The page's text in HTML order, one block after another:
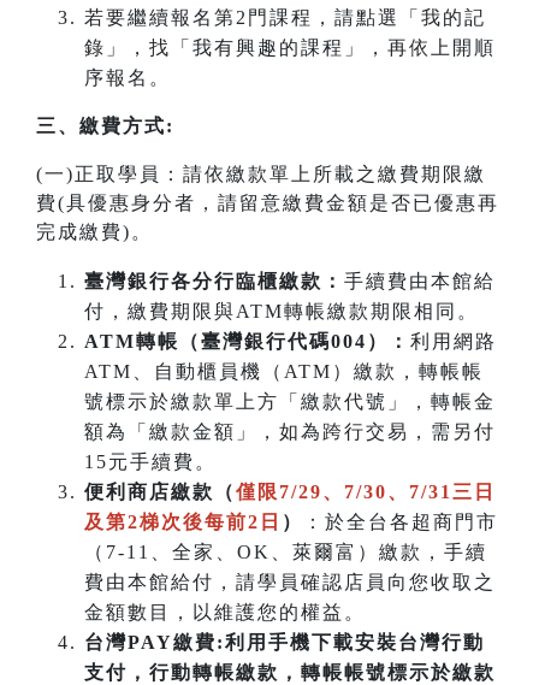
若要繼續報名第2門課程，請點選「我的記
錄」，找「我有興趣的課程」，再依上開順
序報名。
三、繳費方式:
(一)正取學員：請依繳款單上所載之繳費期限繳
費(具優惠身分者，請留意繳費金額是否已優惠再
完成繳費)。
臺灣銀行各分行臨櫃繳款： 手續費由本館給
付，繳費期限與ATM轉帳繳款期限相同。
ATM轉帳（臺灣銀行代碼004）： 利用網路
ATM、自動櫃員機（ATM）繳款，轉帳帳
號標示於繳款單上方「繳款代號」，轉帳金
額為「繳款金額」，如為跨行交易，需另付
15元手續費。
便利商店繳款（僅限7/29、7/30、7/31三日
及第2梯次後每前2日 ）
：於全台各超商門市
（7-11、全家、OK、萊爾富）繳款，手續
費由本館給付，請學員確認店員向您收取之
金額數目，以維護您的權益。
台灣PAY繳費:利用手機下載安裝台灣行動
支付，行動轉帳繳款，轉帳帳號標示於繳款